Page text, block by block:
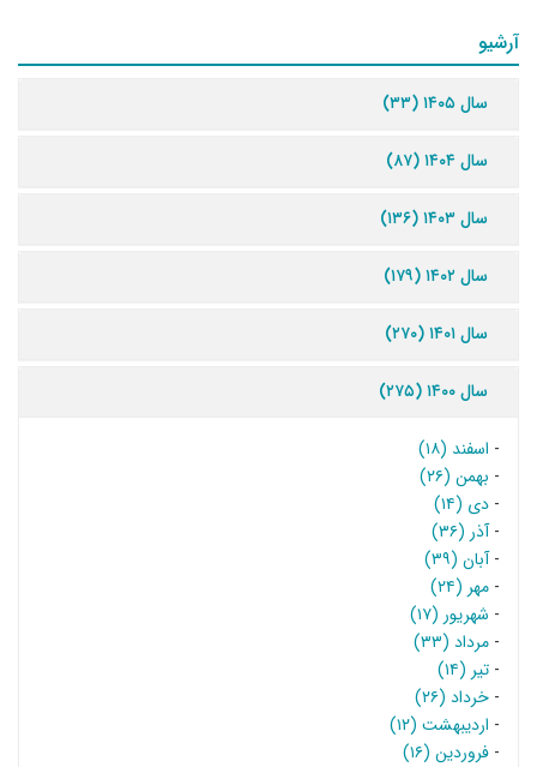
آرشیو
سال ۱۴۰۵ (۳۳)
سال ۱۴۰۴ (۸۷)
سال ۱۴۰۳ (۱۳۶)
سال ۱۴۰۲ (۱۷۹)
سال ۱۴۰۱ (۲۷۰)
سال ۱۴۰۰ (۲۷۵)
- اسفند (۱۸)
- بهمن (۲۶)
- دی (۱۴)
-آذر (۳۶)
-آبان (۳۹)
- مهر (۲۴)
- شهریور (۱۷)
- مرداد (۳۳)
- تیر (۱۴)
- خرداد (۲۶)
- اردیبهشت (۱۲)
- فروردین (۱۶)